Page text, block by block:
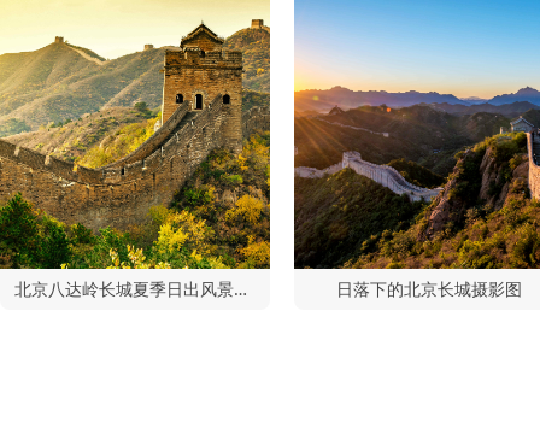
北京八达岭长城夏季日出风景摄影图 日落下的北京长城摄影图